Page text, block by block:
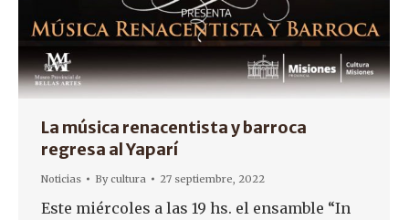
La música renacentista y barroca
regresa al Yaparí
Noticias Bycultura 27 septiembre, 2022
Este miércoles a las 19 hs. el ensamble “In